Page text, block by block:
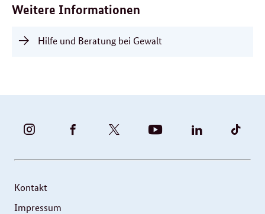
Weitere Informationen
Hilfe und Beratung bei Gewalt
BUNDESFAMILIENMINISTERIUM
INSTAGRAM
BUNDESFAMILIENMINISTERIUM
FACEBOOK
FAMILIENMINISTERIUM
|
BMBFSFJ
YOUTUBE
BMFSFJ
LINKEDIN
Kontakt
Impressum